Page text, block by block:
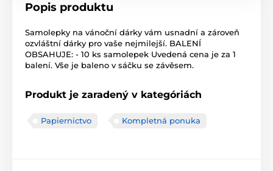
Popis produktu
Samolepky na vánoční dárky vám usnadní a zároveň
ozvláštní dárky pro vaše nejmilejší. BALENÍ
OBSAHUJE: - 10 ks samolepek Uvedená cena je za 1
balení. Vše je baleno v sáčku se závěsem.
Produkt je zaradený v kategóriách
Papiernictvo Kompletná ponuka